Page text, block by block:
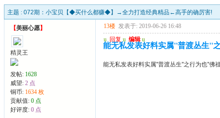
主题 : 072期：小宝贝【◆买什么都赚◆】→全力打造经典精品←高手的确厉害!
【美丽心愿】
精灵王
发帖: 1628
威望: 2 点
铜币: 1634 枚
贡献值: 0 点
好评度: 0 点
13楼 发表于: 2019-06-26 16:48
u 回复 u 编辑 u
能无私发表好料实属''普渡丛生''
能无私发表好料实属''普渡丛生''之行为也''佛